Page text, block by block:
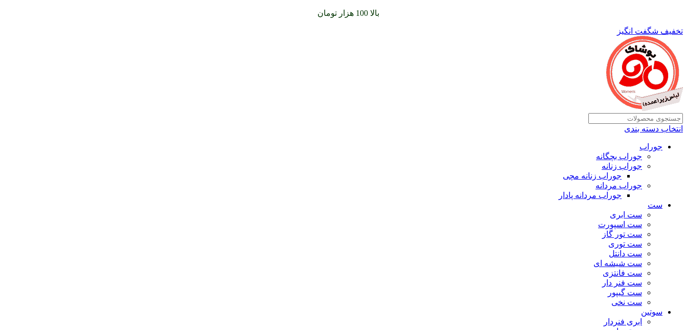
بالا 100 هزار تومان
تخفیف شگفت انگیز
انتخاب دسته بندی
جوراب
جوراب بچگانه
جوراب زنانه
جوراب زنانه مچی
جوراب مردانه
جوراب مردانه پادار
ست
ست ابری
ست اسپورت
ست تور گاز
ست توری
ست دانتل
ست شیشه ای
ست فانتزی
ست فنر دار
ست گیپور
ست نخی
سوتین
ابری فنردار